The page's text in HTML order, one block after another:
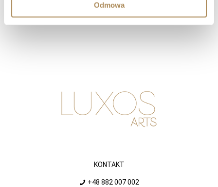
Odmowa
KONTAKT
+48 882 007 002